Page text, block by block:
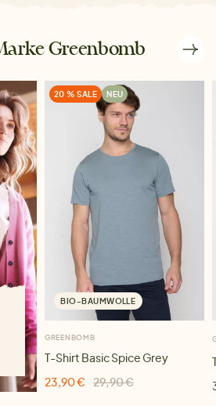
Greenbomb
20 % SALE NEU
BIO-BAUMWOLLE
GREENBOMB
T-Shirt Basic Spice Grey
23,90 €
29,90 €